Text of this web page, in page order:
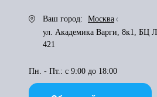
Ваш город:
Москва
ул. Академика Варги, 8к1, БЦ
421
Пн. - Пт.: с 9:00 до 18:00